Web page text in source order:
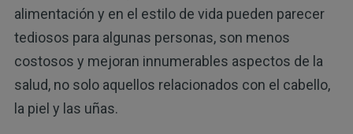
alimentación y en el estilo de vida pueden parecer
tediosos para algunas personas, son menos
costosos y mejoran innumerables aspectos de la
salud, no solo aquellos relacionados con el cabello,
la piel y las uñas.